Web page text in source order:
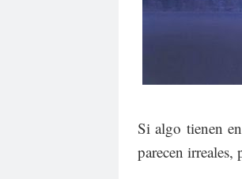
Si algo tienen
parecen